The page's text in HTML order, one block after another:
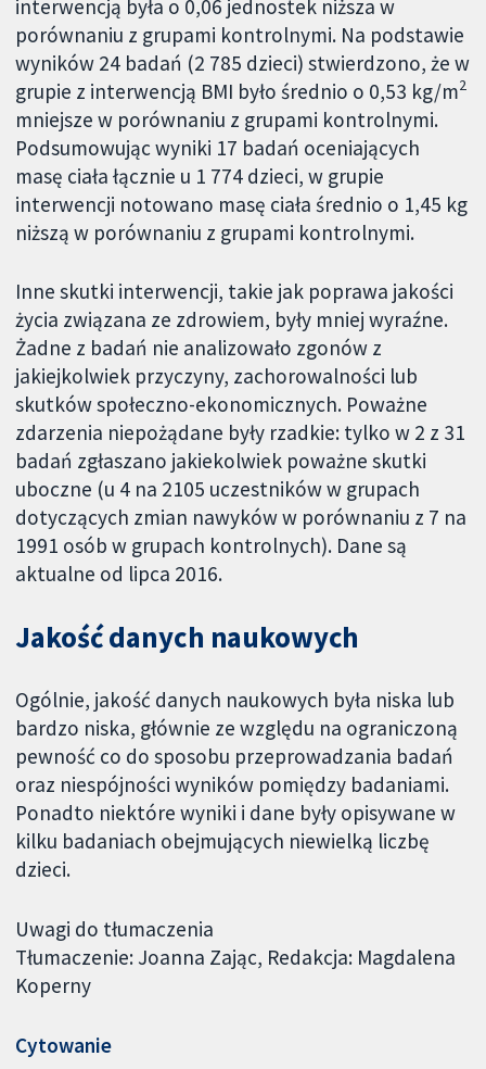
interwencją była o 0,06 jednostek niższa w
porównaniu z grupami kontrolnymi. Na podstawie
wyników 24 badań (2 785 dzieci) stwierdzono, że w
grupie z interwencją BMI było średnio o 0,53 kg/m2
mniejsze w porównaniu z grupami kontrolnymi.
Podsumowując wyniki 17 badań oceniających
masę ciała łącznie u 1 774 dzieci, w grupie
interwencji notowano masę ciała średnio o 1,45 kg
niższą w porównaniu z grupami kontrolnymi.
Inne skutki interwencji, takie jak poprawa jakości
życia związana ze zdrowiem, były mniej wyraźne.
Żadne z badań nie analizowało zgonów z
jakiejkolwiek przyczyny, zachorowalności lub
skutków społeczno-ekonomicznych. Poważne
zdarzenia niepożądane były rzadkie: tylko w 2 z 31
badań zgłaszano jakiekolwiek poważne skutki
uboczne (u 4 na 2105 uczestników w grupach
dotyczących zmian nawyków w porównaniu z 7 na
1991 osób w grupach kontrolnych). Dane są
aktualne od lipca 2016.
Jakość danych naukowych
Ogólnie, jakość danych naukowych była niska lub
bardzo niska, głównie ze względu na ograniczoną
pewność co do sposobu przeprowadzania badań
oraz niespójności wyników pomiędzy badaniami.
Ponadto niektóre wyniki i dane były opisywane w
kilku badaniach obejmujących niewielką liczbę
dzieci.
Uwagi do tłumaczenia
Tłumaczenie: Joanna Zając, Redakcja: Magdalena
Koperny
Cytowanie